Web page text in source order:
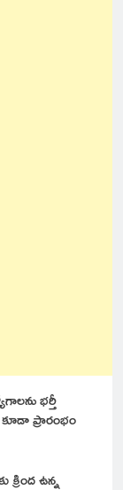
భర్తీ
కూడా ప్రారంభం
ఉన్న